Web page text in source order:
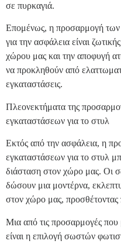
σε πυρκαγιά.
Επομένως, η προσαρμογή των
για την ασφάλεια είναι
χώρου μας και την αποφυγή
να προκληθούν από
εγκαταστάσεις.
Πλεονεκτήματα της
εγκαταστάσεων για το στυλ
Εκτός από την ασφάλεια, η
εγκαταστάσεων για το στυλ
διάσταση στον χώρο μας. Οι
δώσουν μια μοντέρνα,
στον χώρο μας, προσθέτοντας
Μια από τις προσαρμογές
είναι η επιλογή σωστών